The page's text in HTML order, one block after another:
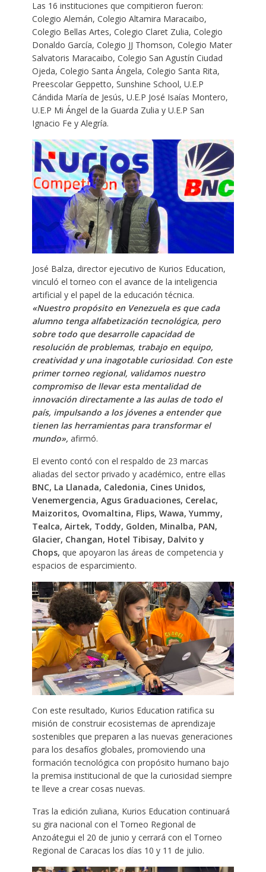
Las 16 instituciones que compitieron fueron:
Colegio Alemán, Colegio Altamira Maracaibo,
Colegio Bellas Artes, Colegio Claret Zulia, Colegio
Donaldo García, Colegio JJ Thomson, Colegio Mater
Salvatoris Maracaibo, Colegio San Agustín Ciudad
Ojeda, Colegio Santa Ángela, Colegio Santa Rita,
Preescolar Geppetto, Sunshine School, U.E.P
Cándida María de Jesús, U.E.P José Isaías Montero,
U.E.P Mi Ángel de la Guarda Zulia y U.E.P San
Ignacio Fe y Alegría.
José Balza, director ejecutivo de Kurios Education,
vinculó el torneo con el avance de la inteligencia
artificial y el papel de la educación técnica.
«Nuestro propósito en Venezuela es que cada
alumno tenga alfabetización tecnológica, pero
sobre todo que desarrolle capacidad de
resolución de problemas, trabajo en equipo,
creatividad y una inagotable curiosidad. Con este
primer torneo regional, validamos nuestro
compromiso de llevar esta mentalidad de
innovación directamente a las aulas de todo el
país, impulsando a los jóvenes a entender que
tienen las herramientas para transformar el
mundo», afirmó.
El evento contó con el respaldo de 23 marcas
aliadas del sector privado y académico, entre ellas
BNC, La Llanada, Caledonia, Cines Unidos,
Venemergencia, Agus Graduaciones, Cerelac,
Maizoritos, Ovomaltina, Flips, Wawa, Yummy,
Tealca, Airtek, Toddy, Golden, Minalba, PAN,
Glacier, Changan, Hotel Tibisay, Dalvito y
Chops, que apoyaron las áreas de competencia y
espacios de esparcimiento.
Con este resultado, Kurios Education ratifica su
misión de construir ecosistemas de aprendizaje
sostenibles que preparen a las nuevas generaciones
para los desafíos globales, promoviendo una
formación tecnológica con propósito humano bajo
la premisa institucional de que la curiosidad siempre
te lleve a crear cosas nuevas.
Tras la edición zuliana, Kurios Education continuará
su gira nacional con el Torneo Regional de
Anzoátegui el 20 de junio y cerrará con el Torneo
Regional de Caracas los días 10 y 11 de julio.